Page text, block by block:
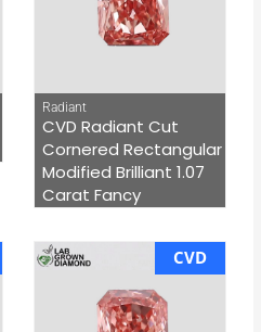
Radiant
CVD Radiant Cut
Cornered Rectangular
Modified Brilliant 1.07
Carat Fancy
CVD